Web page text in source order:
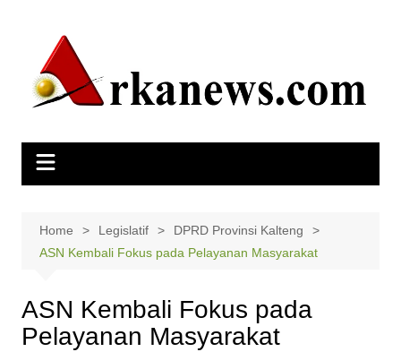
Home Legislatif
DPRD Provinsi Kalteng
ASN Kembali Fokus pada Pelayanan Masyarakat
ASN Kembali Fokus pada
Pelayanan Masyarakat